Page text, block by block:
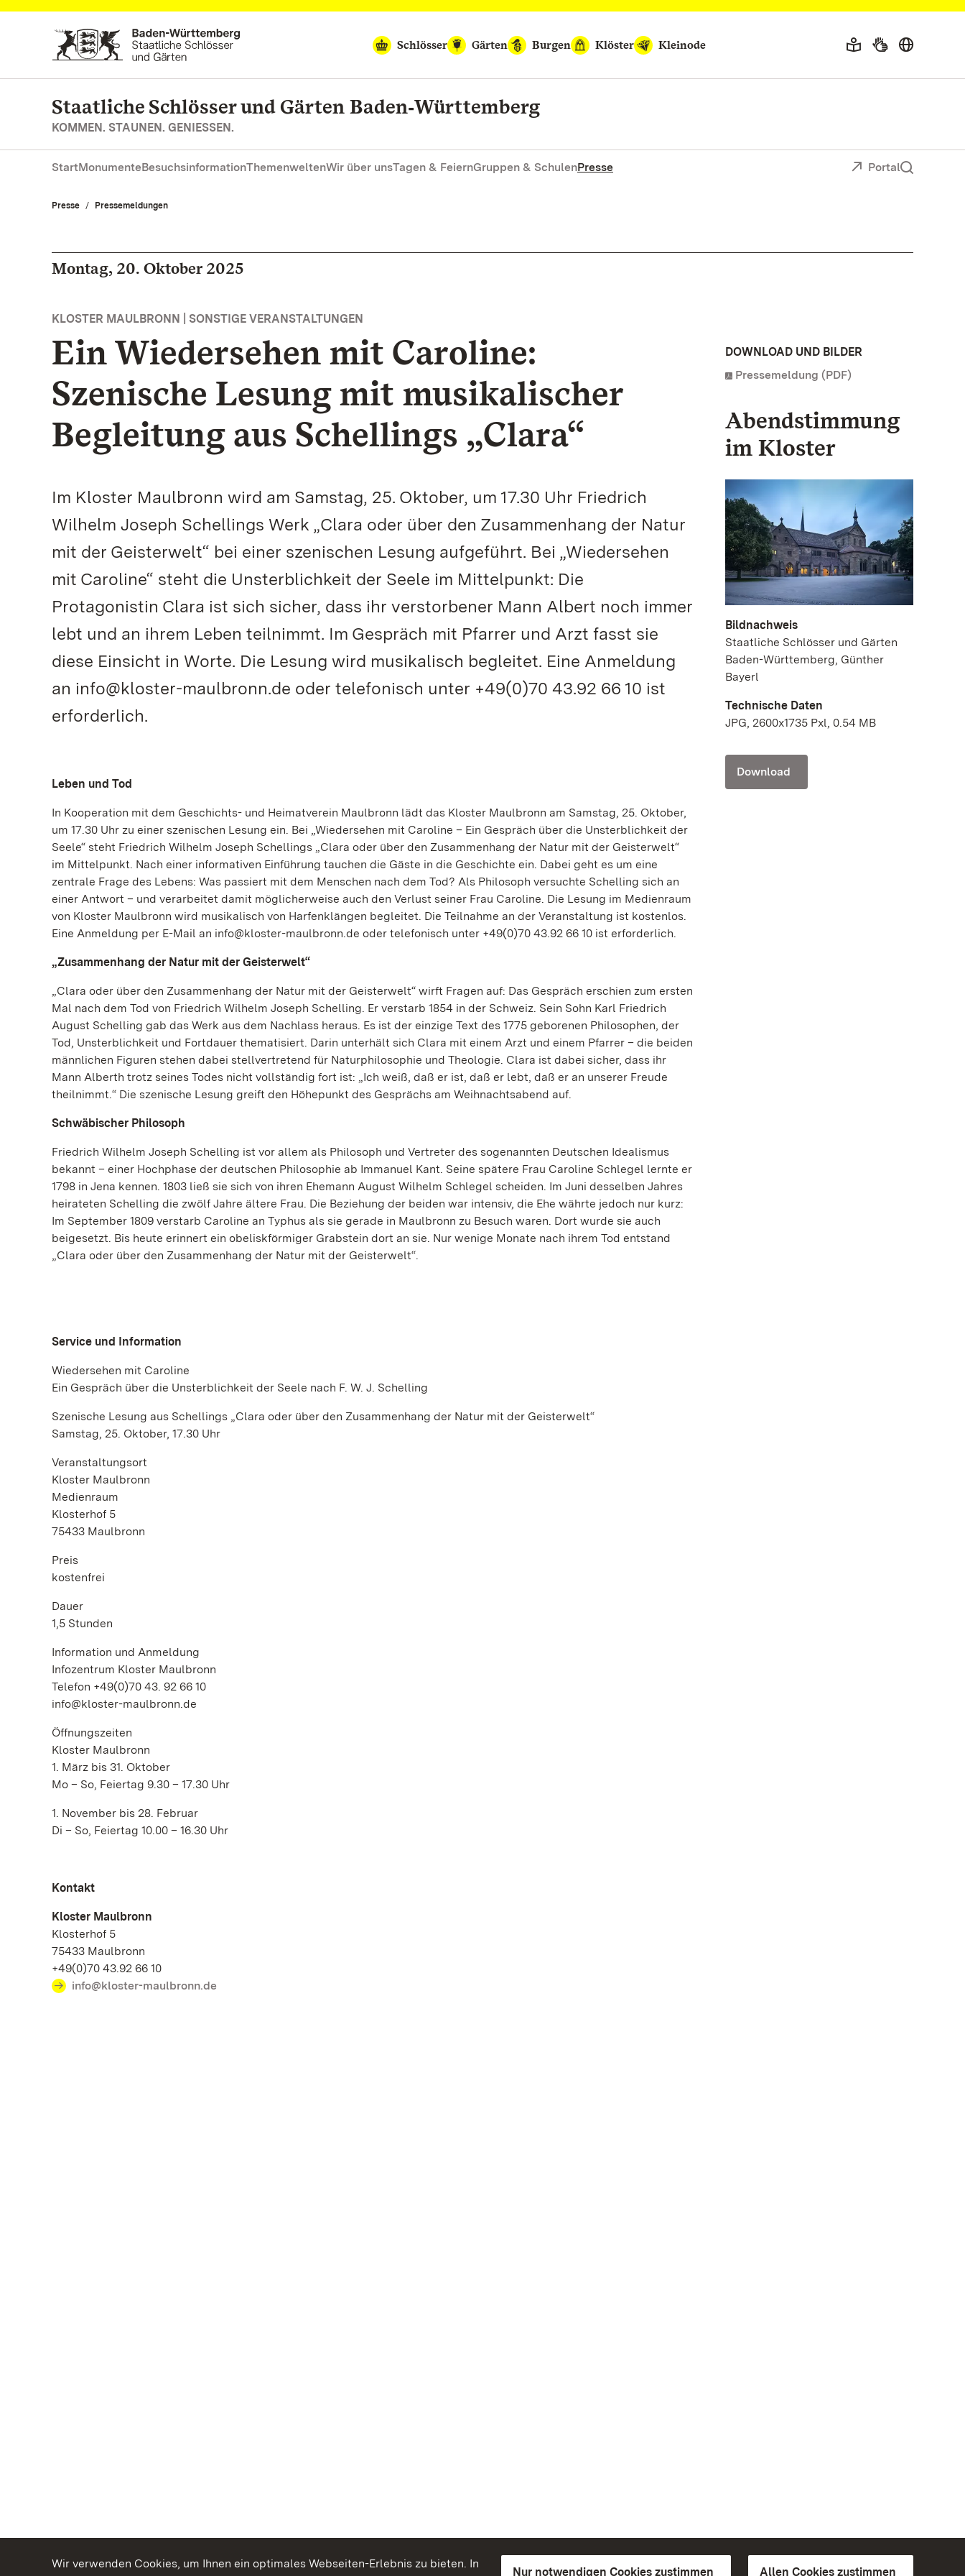
Wir verwenden Cookies, um Ihnen ein optimales Webseiten-Erlebnis zu bieten. In
Nur notwendigen Cookies zustimmen Allen Cookies zustimmen
Zum Hauptinhalt springen
Schlösser
Gärten Burgen Klöster Kleinode
Staatliche Schlösser und Gärten Baden‑Württemberg
KOMMEN. STAUNEN. GENIESSEN.
StartMonumenteBesuchsinformationThemenweltenWir über unsTagen & FeiernGruppen & SchulenPresse Portal
Presse Pressemeldungen
Montag, 20. Oktober 2025
KLOSTER MAULBRONN | SONSTIGE VERANSTALTUNGEN
Ein Wiedersehen mit Caroline:
Szenische Lesung mit musikalischer
Begleitung aus Schellings „Clara“
Im Kloster Maulbronn wird am Samstag, 25. Oktober, um 17.30 Uhr Friedrich
Wilhelm Joseph Schellings Werk „Clara oder über den Zusammenhang der Natur
mit der Geisterwelt“ bei einer szenischen Lesung aufgeführt. Bei „Wiedersehen
mit Caroline“ steht die Unsterblichkeit der Seele im Mittelpunkt: Die
Protagonistin Clara ist sich sicher, dass ihr verstorbener Mann Albert noch immer
lebt und an ihrem Leben teilnimmt. Im Gespräch mit Pfarrer und Arzt fasst sie
diese Einsicht in Worte. Die Lesung wird musikalisch begleitet. Eine Anmeldung
an info@kloster-maulbronn.de oder telefonisch unter +49(0)70 43.92 66 10 ist
erforderlich.
Leben und Tod
In Kooperation mit dem Geschichts- und Heimatverein Maulbronn lädt das Kloster Maulbronn am Samstag, 25. Oktober,
um 17.30 Uhr zu einer szenischen Lesung ein. Bei „Wiedersehen mit Caroline – Ein Gespräch über die Unsterblichkeit der
Seele“ steht Friedrich Wilhelm Joseph Schellings „Clara oder über den Zusammenhang der Natur mit der Geisterwelt“
im Mittelpunkt. Nach einer informativen Einführung tauchen die Gäste in die Geschichte ein. Dabei geht es um eine
zentrale Frage des Lebens: Was passiert mit dem Menschen nach dem Tod? Als Philosoph versuchte Schelling sich an
einer Antwort – und verarbeitet damit möglicherweise auch den Verlust seiner Frau Caroline. Die Lesung im Medienraum
von Kloster Maulbronn wird musikalisch von Harfenklängen begleitet. Die Teilnahme an der Veranstaltung ist kostenlos.
Eine Anmeldung per E-Mail an info@kloster-maulbronn.de oder telefonisch unter +49(0)70 43.92 66 10 ist erforderlich.
„Zusammenhang der Natur mit der Geisterwelt“
„Clara oder über den Zusammenhang der Natur mit der Geisterwelt“ wirft Fragen auf: Das Gespräch erschien zum ersten
Mal nach dem Tod von Friedrich Wilhelm Joseph Schelling. Er verstarb 1854 in der Schweiz. Sein Sohn Karl Friedrich
August Schelling gab das Werk aus dem Nachlass heraus. Es ist der einzige Text des 1775 geborenen Philosophen, der
Tod, Unsterblichkeit und Fortdauer thematisiert. Darin unterhält sich Clara mit einem Arzt und einem Pfarrer – die beiden
männlichen Figuren stehen dabei stellvertretend für Naturphilosophie und Theologie. Clara ist dabei sicher, dass ihr
Mann Alberth trotz seines Todes nicht vollständig fort ist: „Ich weiß, daß er ist, daß er lebt, daß er an unserer Freude
theilnimmt.“ Die szenische Lesung greift den Höhepunkt des Gesprächs am Weihnachtsabend auf.
Schwäbischer Philosoph
Friedrich Wilhelm Joseph Schelling ist vor allem als Philosoph und Vertreter des sogenannten Deutschen Idealismus
bekannt – einer Hochphase der deutschen Philosophie ab Immanuel Kant. Seine spätere Frau Caroline Schlegel lernte er
1798 in Jena kennen. 1803 ließ sie sich von ihren Ehemann August Wilhelm Schlegel scheiden. Im Juni desselben Jahres
heirateten Schelling die zwölf Jahre ältere Frau. Die Beziehung der beiden war intensiv, die Ehe währte jedoch nur kurz:
Im September 1809 verstarb Caroline an Typhus als sie gerade in Maulbronn zu Besuch waren. Dort wurde sie auch
beigesetzt. Bis heute erinnert ein obeliskförmiger Grabstein dort an sie. Nur wenige Monate nach ihrem Tod entstand
„Clara oder über den Zusammenhang der Natur mit der Geisterwelt“.
Service und Information
Wiedersehen mit Caroline
Ein Gespräch über die Unsterblichkeit der Seele nach F. W. J. Schelling
Szenische Lesung aus Schellings „Clara oder über den Zusammenhang der Natur mit der Geisterwelt“
Samstag, 25. Oktober, 17.30 Uhr
Veranstaltungsort
Kloster Maulbronn
Medienraum
Klosterhof 5
75433 Maulbronn
Preis
kostenfrei
Dauer
1,5 Stunden
Information und Anmeldung
Infozentrum Kloster Maulbronn
Telefon +49(0)70 43. 92 66 10
info@kloster-maulbronn.de
Öffnungszeiten
Kloster Maulbronn
1. März bis 31. Oktober
Mo – So, Feiertag 9.30 – 17.30 Uhr
1. November bis 28. Februar
Di – So, Feiertag 10.00 – 16.30 Uhr
Kontakt
Kloster Maulbronn
Klosterhof 5
75433 Maulbronn
+49(0)70 43.92 66 10
info@kloster-maulbronn.de
DOWNLOAD UND BILDER
Pressemeldung (PDF)
Abendstimmung
im Kloster
Bildnachweis
Staatliche Schlösser und Gärten
Baden-Württemberg, Günther
Bayerl
Technische Daten
JPG, 2600x1735 Pxl, 0.54 MB
Download